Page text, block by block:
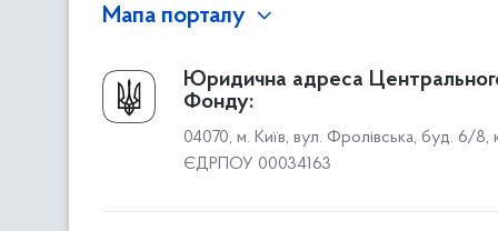
Мапа порталу
Про Фонд
Керівництво
Структура Фонду
Територіальні відділення
Юридична адреса
Фонду:
04070, м. Київ, вул. Фролівська, буд. 6/8,
ЄДРПОУ 00034163